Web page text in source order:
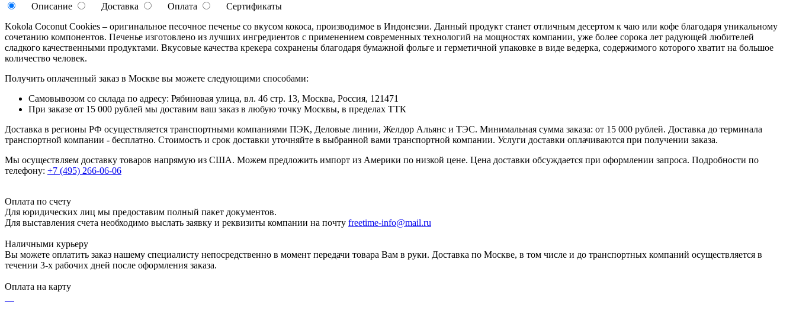
Описание
Доставка Оплата
Сертификаты
Kokola Coconut Cookies – оригинальное песочное печенье со вкусом кокоса, производимое в Индонезии. Данный продукт станет отличным десертом к чаю или кофе благодаря уникальному
сочетанию компонентов. Печенье изготовлено из лучших ингредиентов с применением современных технологий на мощностях компании, уже более сорока лет радующей любителей
сладкого качественными продуктами. Вкусовые качества крекера сохранены благодаря бумажной фольге и герметичной упаковке в виде ведерка, содержимого которого хватит на большое
количество человек.
Получить оплаченный заказ в Москве вы можете следующими способами:
Самовывозом со склада по адресу: Рябиновая улица, вл. 46 стр. 13, Москва, Россия, 121471
При заказе от 15 000 рублей мы доставим ваш заказ в любую точку Москвы, в пределах ТТК
Доставка в регионы РФ осуществляется транспортными компаниями ПЭК, Деловые линии, Желдор Альянс и ТЭС. Минимальная сумма заказа: от 15 000 рублей. Доставка до терминала
транспортной компании - бесплатно. Стоимость и срок доставки уточняйте в выбранной вами транспортной компании. Услуги доставки оплачиваются при получении заказа.
Мы осуществляем доставку товаров напрямую из США. Можем предложить импорт из Америки по низкой цене. Цена доставки обсуждается при оформлении запроса. Подробности по
телефону: +7 (495) 266-06-06
Оплата по счету
Для юридических лиц мы предоставим полный пакет документов.
Для выставления счета необходимо выслать заявку и реквизиты компании на почту freetime-info@mail.ru
Наличными курьеру
Вы можете оплатить заказ нашему специалисту непосредственно в момент передачи товара Вам в руки. Доставка по Москве, в том числе и до транспортных компаний осуществляется в
течении 3-х рабочих дней после оформления заказа.
Оплата на карту